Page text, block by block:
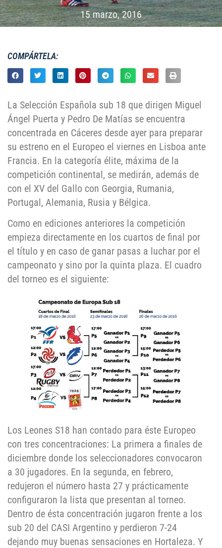
15 marzo, 2016
COMPÁRTELA:
La Selección Española sub 18 que dirigen Miguel
Ángel Puerta y Pedro De Matías se encuentra
concentrada en Cáceres desde ayer para preparar
su estreno en el Europeo el viernes en Lisboa ante
Francia. En la categoría élite, máxima de la
competición continental, se medirán, además de
con el XV del Gallo con Georgia, Rumania,
Portugal, Alemania, Rusia y Bélgica.
Como en ediciones anteriores la competición
empieza directamente en los cuartos de final por
el título y en caso de ganar pasas a luchar por el
campeonato y sino por la quinta plaza. El cuadro
del torneo es el siguiente:
Los Leones S18 han contado para éste Europeo
con tres concentraciones: La primera a finales de
diciembre donde los seleccionadores convocaron
a 30 jugadores. En la segunda, en febrero,
redujeron el número hasta 27 y prácticamente
configuraron la lista que presentan al torneo.
Dentro de ésta concentración jugaron frente a los
sub 20 del CASI Argentino y perdieron 7-24
dejando muy buenas sensaciones en Hortaleza. Y